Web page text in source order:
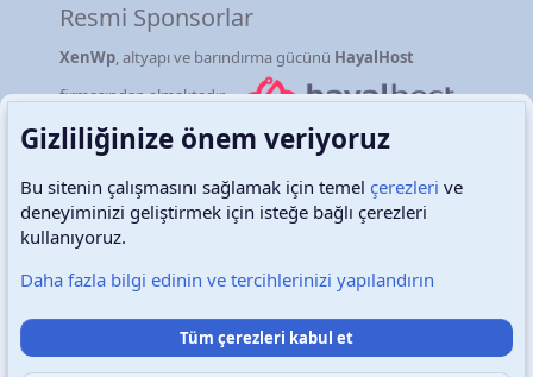
Resmi Sponsorlar
XenWp, altyapı ve barındırma gücünü HayalHost
firmasından almaktadır.
Türkçe (TR) Çerezler
Destek talepleri Bize ulaşın Şartlar ve kurallar
Gizlilik politikası Yardım Ana sayfa
Gizliliğinize önem veriyoruz
Bu sitenin çalışmasını sağlamak için temel çerezleri ve
deneyiminizi geliştirmek için isteğe bağlı çerezleri
kullanıyoruz.
Daha fazla bilgi edinin ve tercihlerinizi yapılandırın
Tüm çerezleri kabul et